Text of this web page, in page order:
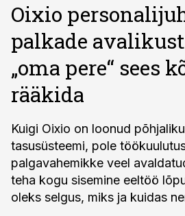
Oixio
palkade
„oma pere“ sees
rääkida
Kuigi Oixio on loonud
tasusüsteemi, pole
palgavahemikke veel
teha kogu sisemine eeltöö
oleks selgus, miks ja kuidas